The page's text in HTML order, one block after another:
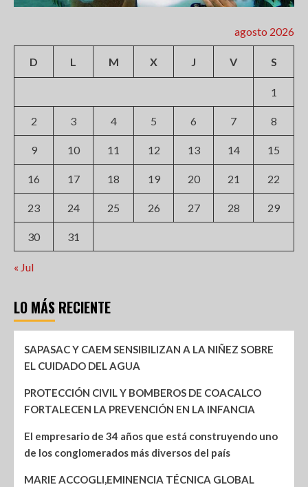
agosto 2026
D L M X J V S
1
2 3 4 5 6 7 8
9 10 11 12 13 14 15
16 17 18 19 20 21 22
23 24 25 26 27 28 29
30 31
« Jul
LO MÁS RECIENTE
SAPASAC Y CAEM SENSIBILIZAN A LA NIÑEZ SOBRE
EL CUIDADO DEL AGUA
PROTECCIÓN CIVIL Y BOMBEROS DE COACALCO
FORTALECEN LA PREVENCIÓN EN LA INFANCIA
El empresario de 34 años que está construyendo uno
de los conglomerados más diversos del país
MARIE ACCOGLI,EMINENCIA TÉCNICA GLOBAL